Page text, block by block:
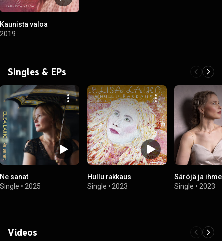
Kaunista valoa
2019
Singles & EPs
Ne sanat
Single • 2025
Hullu rakkaus
Single • 2023
Säröjä ja
Single • 2023
Videos